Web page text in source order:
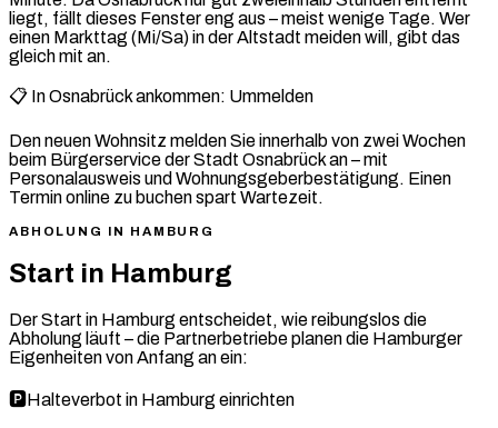
liegt, fällt dieses Fenster eng aus – meist wenige Tage. Wer
einen Markttag (Mi/Sa) in der Altstadt meiden will, gibt das
gleich mit an.
📋 In Osnabrück ankommen: Ummelden
Den neuen Wohnsitz melden Sie innerhalb von zwei Wochen
beim Bürgerservice der Stadt Osnabrück an – mit
Personalausweis und Wohnungsgeberbestätigung. Einen
Termin online zu buchen spart Wartezeit.
ABHOLUNG IN HAMBURG
Start in Hamburg
Der Start in Hamburg entscheidet, wie reibungslos die
Abholung läuft – die Partnerbetriebe planen die Hamburger
Eigenheiten von Anfang an ein:
🅿️Halteverbot in Hamburg einrichten